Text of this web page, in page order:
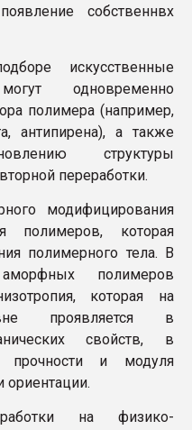
собственнвх
искусственные
одновременно
полимера (например,
антипирена), а также
структуры
переработки.
модифицирования
полимеров, которая
полимерного тела. В
полимеров
которая на
проявляется в
свойств, в
прочности и модуля
ориентации.
на физико-